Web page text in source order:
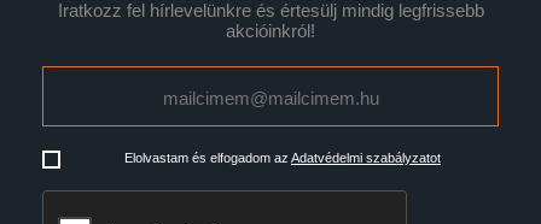
Iratkozz fel hírlevelünkre és értesülj mindig legfrissebb
akcióinkról!
Elolvastam és elfogadom az Adatvédelmi szabályzatot